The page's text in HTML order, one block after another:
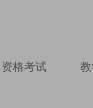
套
资格考试